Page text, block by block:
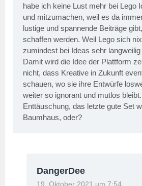
habe ich keine Lust mehr bei Lego
und mitzumachen, weil es da
lustige und spannende Beiträge
schaffen werden. Weil Lego sich
zumindest bei Ideas sehr
Damit wird die Idee der Plattform
nicht, dass Kreative in Zukunft
schauen, wo sie ihre Entwürfe
weiter so ignorant und mutlos
Enttäuschung, das letzte gute Set
Baumhaus, oder?
DangerDee
19. Oktober 2021 um 7:54